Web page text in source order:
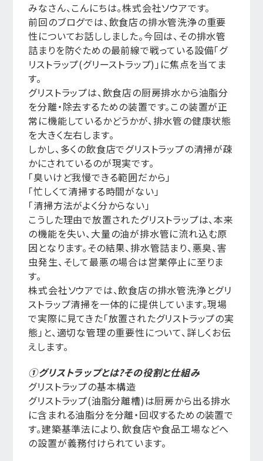
みなさん、こんにちは。株式会社ソウアです。
前回のブログでは、飲食店の排水管洗浄の重要
性についてお話ししました。今回は、その排水管
詰まりを防ぐための最前線で戦っている設備「グ
リストラップ(グリーストラップ)」に焦点を当てま
す。
グリストラップは、飲食店の厨房排水から油脂分
を分離・除去するための装置です。この装置が正
常に機能しているかどうかが、排水管の健康状態
を大きく左右します。
しかし、多くの飲食店でグリストラップの清掃が疎
かにされているのが現実です。
「臭いけど我慢できる範囲だから」
「忙しくて清掃する時間がない」
「清掃方法がよく分からない」
こうした理由で放置されたグリストラップは、本来
の機能を失い、大量の油が排水管に流れ込む原
因となります。その結果、排水管詰まり、悪臭、害
虫発生、そして最悪の場合は営業停止に至りま
す。
株式会社ソウアでは、飲食店の排水管洗浄とグリ
ストラップ清掃を一体的に提供しています。現場
で実際に見てきた「放置されたグリストラップの実
態」と、適切な管理の重要性について、詳しくお伝
えします。
①グリストラップとは?その役割と仕組み
グリストラップの基本構造
グリストラップ(油脂分離槽)は厨房から出る排水
に含まれる油脂分を分離・回収するための装置で
す。建築基準法により、飲食店や食品工場などへ
の設置が義務付けられています。